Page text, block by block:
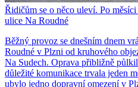
Řidičům se o něco uleví. Po
ulice Na Roudné
Běžný provoz se dnešním dnem
Roudné v Plzni od kruhového
Na Sudech. Oprava přibližně
důležité komunikace trvala jeden
ubylo jedno dopravní omezení v